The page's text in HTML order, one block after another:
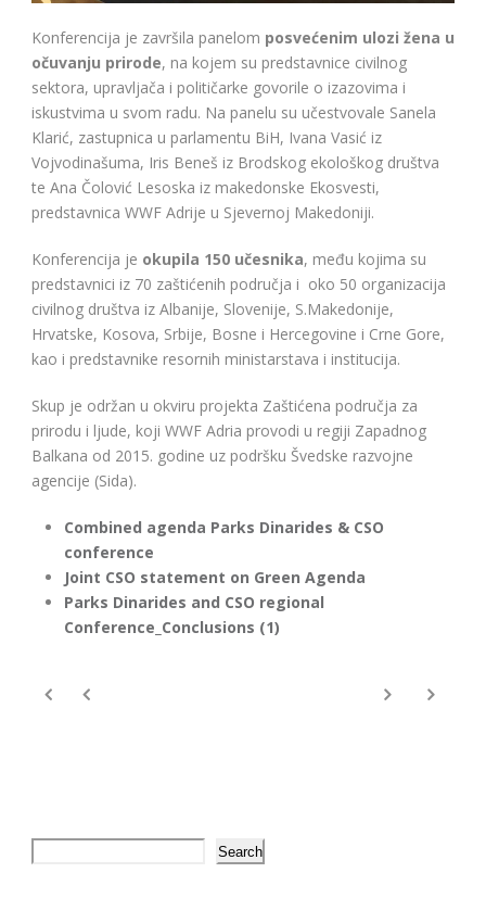
Konferencija je završila panelom posvećenim ulozi žena u
očuvanju prirode, na kojem su predstavnice civilnog
sektora, upravljača i političarke govorile o izazovima i
iskustvima u svom radu. Na panelu su učestvovale Sanela
Klarić, zastupnica u parlamentu BiH, Ivana Vasić iz
Vojvodinašuma, Iris Beneš iz Brodskog ekološkog društva
te Ana Čolović Lesoska iz makedonske Ekosvesti,
predstavnica WWF Adrije u Sjevernoj Makedoniji.
Konferencija je okupila 150 učesnika, među kojima su
predstavnici iz 70 zaštićenih područja i oko 50 organizacija
civilnog društva iz Albanije, Slovenije, S.Makedonije,
Hrvatske, Kosova, Srbije, Bosne i Hercegovine i Crne Gore,
kao i predstavnike resornih ministarstava i institucija.
Skup je održan u okviru projekta Zaštićena područja za
prirodu i ljude, koji WWF Adria provodi u regiji Zapadnog
Balkana od 2015. godine uz podršku Švedske razvojne
agencije (Sida).
Combined agenda Parks Dinarides & CSO
conference
Joint CSO statement on Green Agenda
Parks Dinarides and CSO regional
Conference_Conclusions (1)
Search